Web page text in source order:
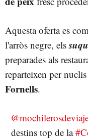
Aquesta oferta es
l'arròs negre, els
preparades als
reparteixen per
Fornells.
destins top de la